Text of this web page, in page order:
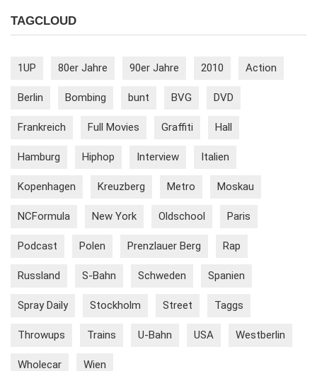
TAGCLOUD
1UP 80er Jahre 90er Jahre 2010 Action
Berlin Bombing bunt BVG DVD
Frankreich Full Movies Graffiti Hall
Hamburg Hiphop Interview Italien
Kopenhagen Kreuzberg Metro Moskau
NCFormula New York Oldschool Paris
Podcast Polen Prenzlauer Berg Rap
Russland S-Bahn Schweden Spanien
Spray Daily Stockholm Street Taggs
Throwups Trains U-Bahn USA Westberlin
Wholecar Wien